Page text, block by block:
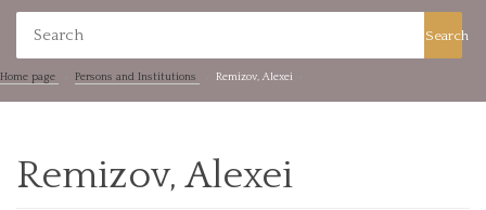
Search
Home page Persons and Institutions Remizov, Alexei
Remizov, Alexei